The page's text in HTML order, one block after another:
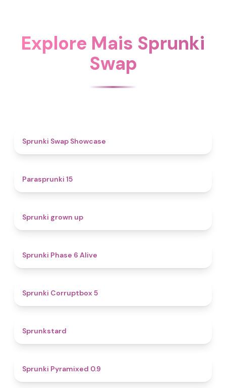
Explore Mais Sprunki
Swap
Sprunki Swap Showcase
Parasprunki 15
Sprunki grown up
Sprunki Phase 6 Alive
Sprunki Corruptbox 5
Sprunkstard
Sprunki Pyramixed 0.9